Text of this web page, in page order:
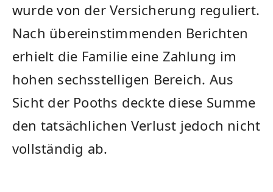
wurde von der Versicherung reguliert.
Nach übereinstimmenden Berichten
erhielt die Familie eine Zahlung im
hohen sechsstelligen Bereich. Aus
Sicht der Pooths deckte diese Summe
den tatsächlichen Verlust jedoch nicht
vollständig ab.